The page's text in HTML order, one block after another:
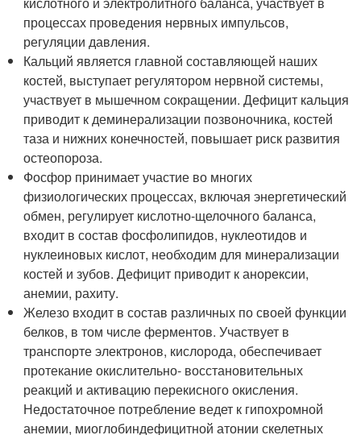
процессах проведения нервных импульсов,
регуляции давления.
Кальций является главной составляющей наших
костей, выступает регулятором нервной системы,
участвует в мышечном сокращении. Дефицит кальция
приводит к деминерализации позвоночника, костей
таза и нижних конечностей, повышает риск развития
остеопороза.
Фосфор принимает участие во многих
физиологических процессах, включая энергетический
обмен, регулирует кислотно-щелочного баланса,
входит в состав фосфолипидов, нуклеотидов и
нуклеиновых кислот, необходим для минерализации
костей и зубов. Дефицит приводит к анорексии,
анемии, рахиту.
Железо входит в состав различных по своей функции
белков, в том числе ферментов. Участвует в
транспорте электронов, кислорода, обеспечивает
протекание окислительно- восстановительных
реакций и активацию перекисного окисления.
Недостаточное потребление ведет к гипохромной
анемии, миоглобиндефицитной атонии скелетных